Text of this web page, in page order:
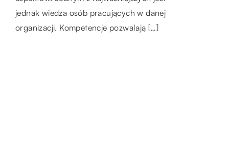
zależy bowiem, aby na ograniczonej
przestrzeni uzyskać jak najwięcej
jednak wiedza osób pracujących w danej
organizacji. Kompetencje pozwalają […]
pozycjonowania strony. We wstępie należy
również wspomnieć, […]